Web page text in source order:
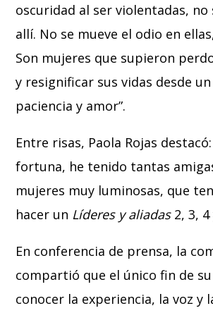
oscuridad al ser violentadas, no
allí. No se mueve el odio en
Son mujeres que supieron
y resignificar sus vidas desde
paciencia y amor”.
Entre risas, Paola Rojas
fortuna, he tenido tantas
mujeres muy luminosas, que
hacer un Líderes y aliadas2, 3, 4
En conferencia de prensa, la
compartió que el único fin de
conocer la experiencia, la voz y